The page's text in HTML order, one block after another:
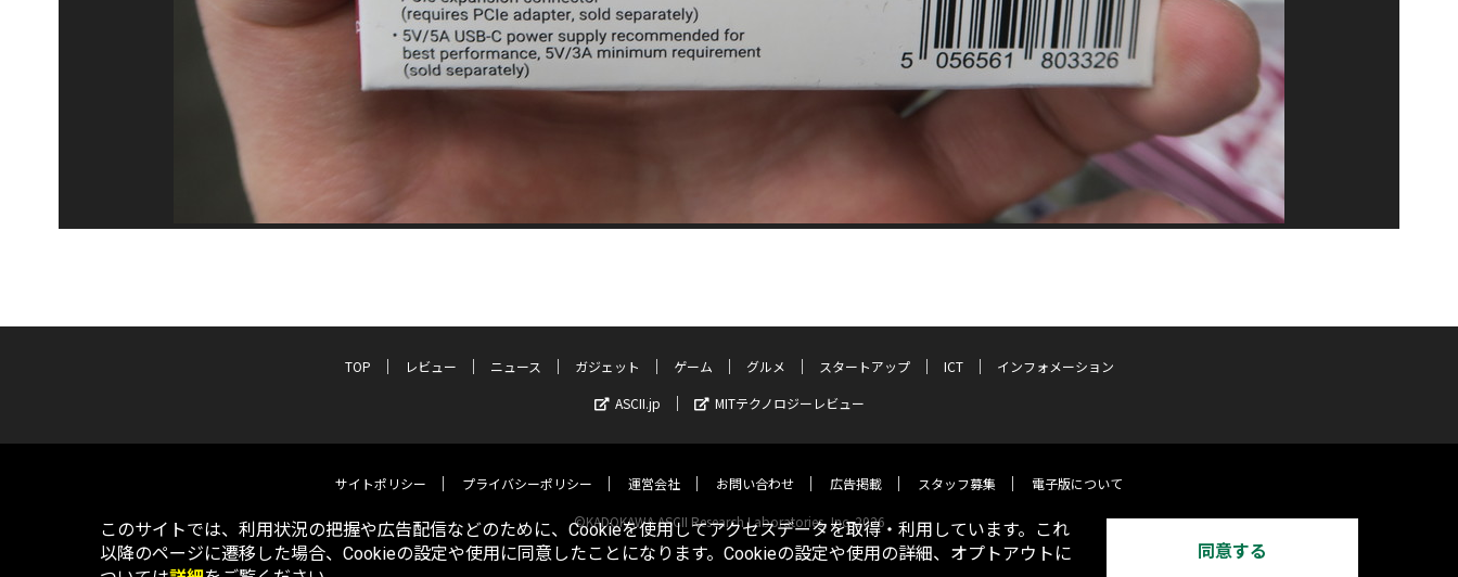
TOP レビュー ニュース ガジェット ゲーム グルメ スタートアップ ICT
インフォメーション
ASCII.jp
MITテクノロジーレビュー
サイトポリシー プライバシーポリシー 運営会社 お問い合わせ 広告掲載 スタッフ募集 電子版について
©KADOKAWA ASCII Research Laboratories, Inc. 2026
このサイトでは、利用状況の把握や広告配信などのために、Cookieを使用してアクセスデータを取得・利用しています。これ
以降のページに遷移した場合、Cookieの設定や使用に同意したことになります。Cookieの設定や使用の詳細、オプトアウトに
同意する